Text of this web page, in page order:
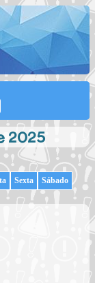
2025
Sexta Sábado